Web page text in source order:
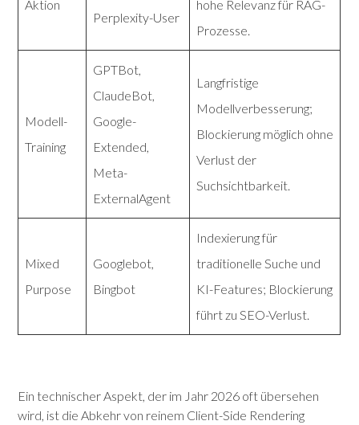
Aktion
Perplexity-User
hohe Relevanz für RAG-
Prozesse.
Modell-
Training
GPTBot,
ClaudeBot,
Google-
Extended,
Meta-
ExternalAgent
Langfristige
Modellverbesserung;
Blockierung möglich ohne
Verlust der
Suchsichtbarkeit.
Mixed
Purpose
Googlebot,
Bingbot
Indexierung für
traditionelle Suche und
KI-Features; Blockierung
führt zu SEO-Verlust.
Ein technischer Aspekt, der im Jahr 2026 oft übersehen
wird, ist die Abkehr von reinem Client-Side Rendering